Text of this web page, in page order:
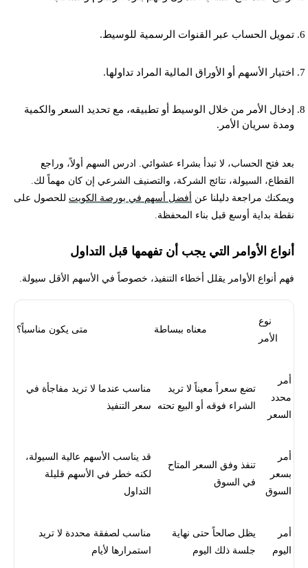
تمويل الحساب عبر القنوات الرسمية للوسيط.
اختيار الأسهم أو الأوراق المالية المراد تداولها.
إدخال الأمر من خلال الوسيط أو تطبيقه، مع تحديد السعر والكمية
ومدة سريان الأمر.
بعد فتح الحساب، لا تبدأ بشراء عشوائي. ادرس السهم أولاً، وراجع
القطاع، السيولة، نتائج الشركة، والتصنيف الشرعي إن كان مهماً لك.
ويمكنك مراجعة دليلنا عن أفضل أسهم في بورصة الكويت للحصول على
نقطة بداية أوسع قبل بناء المحفظة.
أنواع الأوامر التي يجب أن تفهمها قبل التداول
فهم أنواع الأوامر يقلل أخطاء التنفيذ، خصوصاً في الأسهم الأقل سيولة.
نوع
الأمر
معناه ببساطة متى يكون مناسباً؟
أمر
محدد
السعر
تضع سعراً معيناً لا تريد
الشراء فوقه أو البيع تحته
مناسب عندما لا تريد مفاجأة في
سعر التنفيذ
أمر
بسعر
السوق
تنفذ وفق السعر المتاح
في السوق
قد يناسب الأسهم عالية السيولة،
لكنه خطر في الأسهم قليلة
التداول
أمر
اليوم
يظل صالحاً حتى نهاية
جلسة ذلك اليوم
مناسب لصفقة محددة لا تريد
استمرارها لأيام